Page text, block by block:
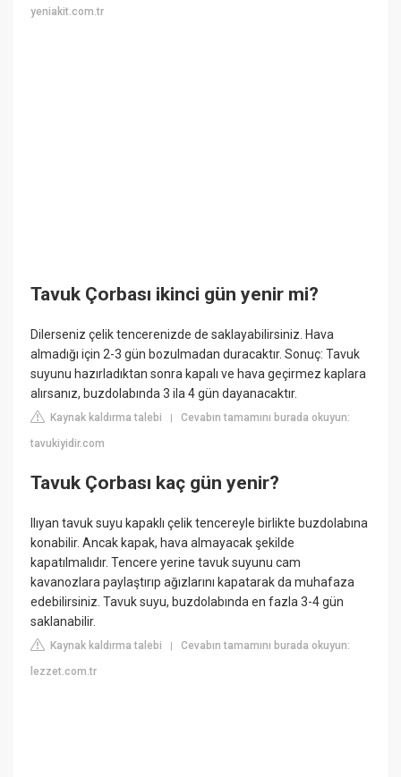
yeniakit.com.tr
Tavuk Çorbası ikinci gün yenir mi?
Dilerseniz çelik tencerenizde de saklayabilirsiniz. Hava
almadığı için 2-3 gün bozulmadan duracaktır. Sonuç: Tavuk
suyunu hazırladıktan sonra kapalı ve hava geçirmez kaplara
alırsanız, buzdolabında 3 ila 4 gün dayanacaktır.
Kaynak kaldırma talebi |Cevabın tamamını burada okuyun:
tavukiyidir.com
Tavuk Çorbası kaç gün yenir?
Ilıyan tavuk suyu kapaklı çelik tencereyle birlikte buzdolabına
konabilir. Ancak kapak, hava almayacak şekilde
kapatılmalıdır. Tencere yerine tavuk suyunu cam
kavanozlara paylaştırıp ağızlarını kapatarak da muhafaza
edebilirsiniz. Tavuk suyu, buzdolabında en fazla 3-4 gün
saklanabilir.
Kaynak kaldırma talebi |Cevabın tamamını burada okuyun:
lezzet.com.tr